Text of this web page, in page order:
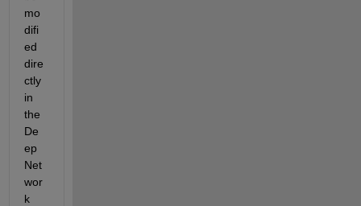
mo
difi
ed
dire
ctly
in
the
De
ep
Net
wor
k